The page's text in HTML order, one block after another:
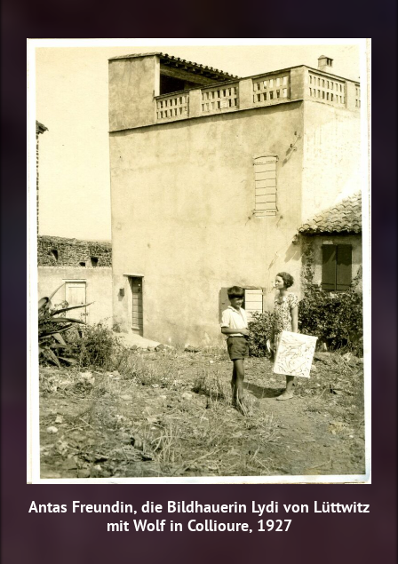
Antas Freundin, die Bildhauerin Lydi von Lüttwitz
mit Wolf in Collioure, 1927